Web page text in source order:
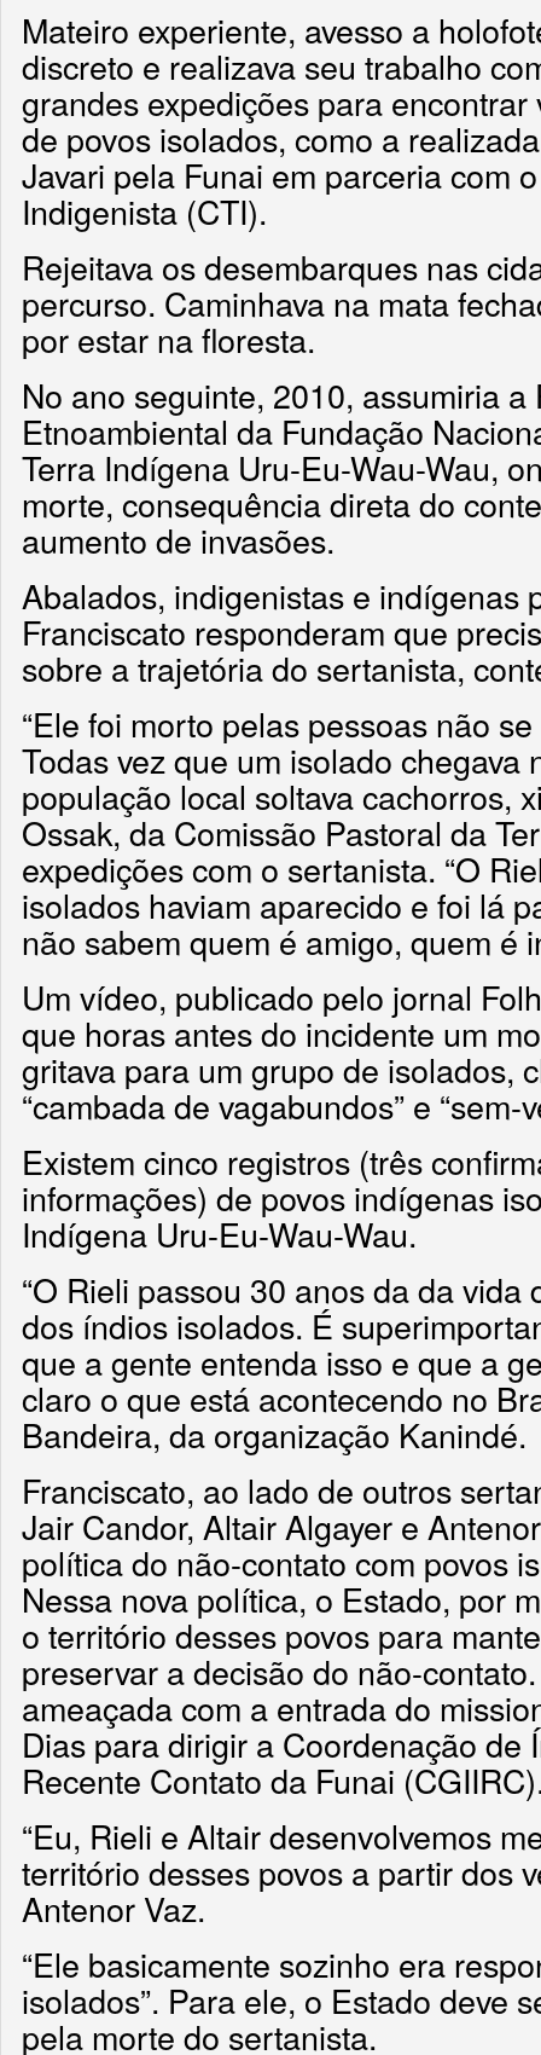
Mateiro experiente, avesso a
discreto e realizava seu trabalho
grandes expedições para
de povos isolados, como a
Javari pela Funai em parceria com
Indigenista (CTI).
Rejeitava os desembarques nas
percurso. Caminhava na mata
por estar na floresta.
No ano seguinte, 2010, assumiria
Etnoambiental da Fundação
Terra Indígena Uru-Eu-Wau-Wau,
morte, consequência direta do
aumento de invasões.
Abalados, indigenistas e indígenas
Franciscato responderam que
sobre a trajetória do sertanista,
“Ele foi morto pelas pessoas não
Todas vez que um isolado chegava
população local soltava cachorros,
Ossak, da Comissão Pastoral da
expedições com o sertanista. “O
isolados haviam aparecido e foi lá
não sabem quem é amigo, quem é
Um vídeo, publicado pelo jornal
que horas antes do incidente um
gritava para um grupo de isolados,
“cambada de vagabundos” e “sem-
Existem cinco registros (três
informações) de povos indígenas
Indígena Uru-Eu-Wau-Wau.
“O Rieli passou 30 anos da da
dos índios isolados. É
que a gente entenda isso e que a
claro o que está acontecendo no
Bandeira, da organização Kanindé.
Franciscato, ao lado de outros
Jair Candor, Altair Algayer e
política do não-contato com povos
Nessa nova política, o Estado, por
o território desses povos para
preservar a decisão do não-
ameaçada com a entrada do
Dias para dirigir a Coordenação de
Recente Contato da Funai
“Eu, Rieli e Altair desenvolvemos
território desses povos a partir dos
Antenor Vaz.
“Ele basicamente sozinho era
isolados”. Para ele, o Estado deve
pela morte do sertanista.